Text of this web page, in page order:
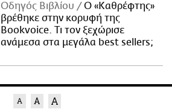
Οδηγός Βιβλίου
Ο «Καθρέφτης»
βρέθηκε στην κορυφή της
Bookvoice. Τι τον ξεχώρισε
ανάμεσα στα μεγάλα best sellers;